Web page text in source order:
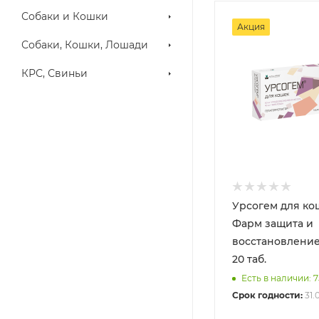
Собаки и Кошки
Собаки, Кошки, Лошади
КРС, Свиньи
Акция
Урсогем для
Фарм защита и
20 таб.
Есть в наличии:
Срок годности: